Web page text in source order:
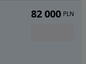
82 000 PLN